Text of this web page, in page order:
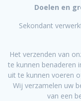
Doelen en
Sekondant
Het verzenden van
te kunnen benaderen
uit te kunnen voeren
Wij verzamelen uw
van een